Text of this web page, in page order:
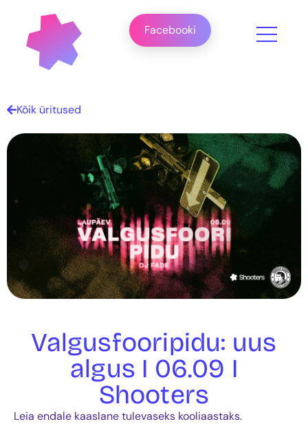
Facebooki
Kõik üritused
Valgusfooripidu: uus
algus I 06.09 I
Shooters
Leia endale kaaslane tulevaseks kooliaastaks.